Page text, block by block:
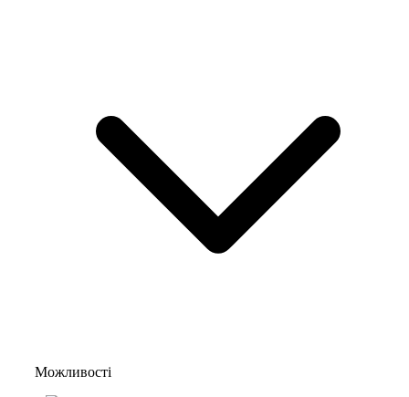
Можливості